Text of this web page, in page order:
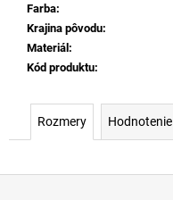
Farba:
Krajina pôvodu:
Materiál:
Kód produktu:
Rozmery Hodnotenie